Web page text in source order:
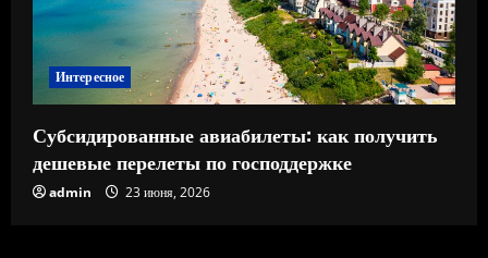
Интересное
Субсидированные авиабилеты: как получить
дешевые перелеты по господдержке
admin 23 июня, 2026